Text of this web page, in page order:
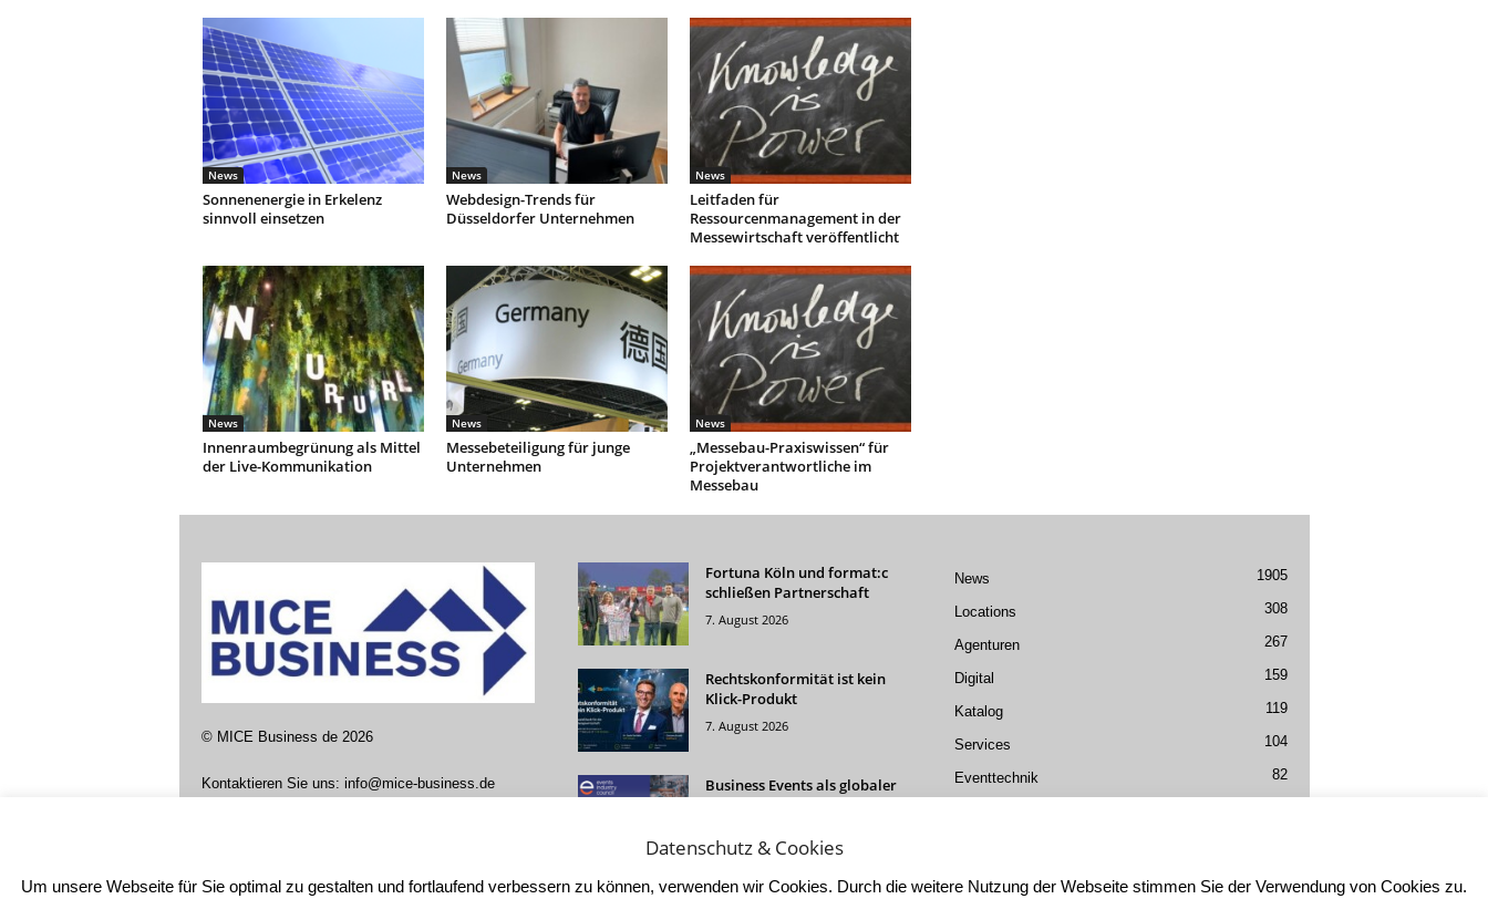
News
Sonnenenergie in Erkelenz
sinnvoll einsetzen
News
Webdesign-Trends für
Düsseldorfer Unternehmen
News
Leitfaden für
Ressourcenmanagement in der
Messewirtschaft veröffentlicht
News
Innenraumbegrünung als Mittel
der Live-Kommunikation
News
Messebeteiligung für junge
Unternehmen
News
„Messebau-Praxiswissen“ für
Projektverantwortliche im
Messebau
© MICE Business de2026
Kontaktieren Sie uns: info@mice-business.de
Fortuna Köln und format:c
schließen Partnerschaft
7. August 2026
Rechtskonformität ist kein
Klick-Produkt
7. August 2026
Business Events als globaler
5. August 2026
News 1905
Locations 308
Agenturen 267
Digital 159
Katalog 119
Services 104
Eventtechnik 82
Datenschutz & Cookies
Um unsere Webseite für Sie optimal zu gestalten und fortlaufend verbessern zu können, verwenden wir Cookies. Durch die weitere Nutzung der Webseite stimmen Sie der Verwendung von Cookies zu.